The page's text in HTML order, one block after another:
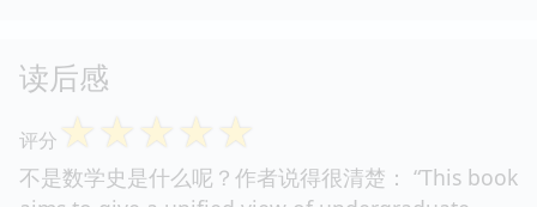
读后感
评分 ☆☆☆☆☆
不是数学史是什么呢？作者说得很清楚： “This book